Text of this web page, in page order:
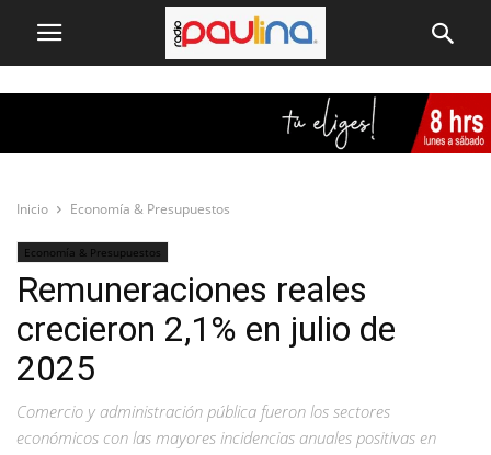
Inicio Economía & Presupuestos
Economía & Presupuestos
Remuneraciones reales
crecieron 2,1% en julio de
2025
Comercio y administración pública fueron los sectores
económicos con las mayores incidencias anuales positivas en